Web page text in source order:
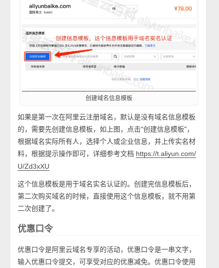
创建域名信息模板
如果是第一次在阿里云注册域名，默认是没有域名信息模板
的，需要先创建信息模板，如上图，点击“创建信息模板”，
根据域名实际所有人，选择个人或企业信息，并上传实名材
料，根据提示操作即可，详细参考文档 https://t.aliyun.com/
U/Zd3xXU
这个信息模板是用于域名实名认证的。创建完信息模板后，
第二次购买域名的时候，直接使用这个信息模板，就不用第
二次创建了。
优惠口令
优惠口令是阿里云域名专享的活动，优惠口令是一串文字，
输入优惠口令提交，可享受对应的优惠减免。优惠口令使用